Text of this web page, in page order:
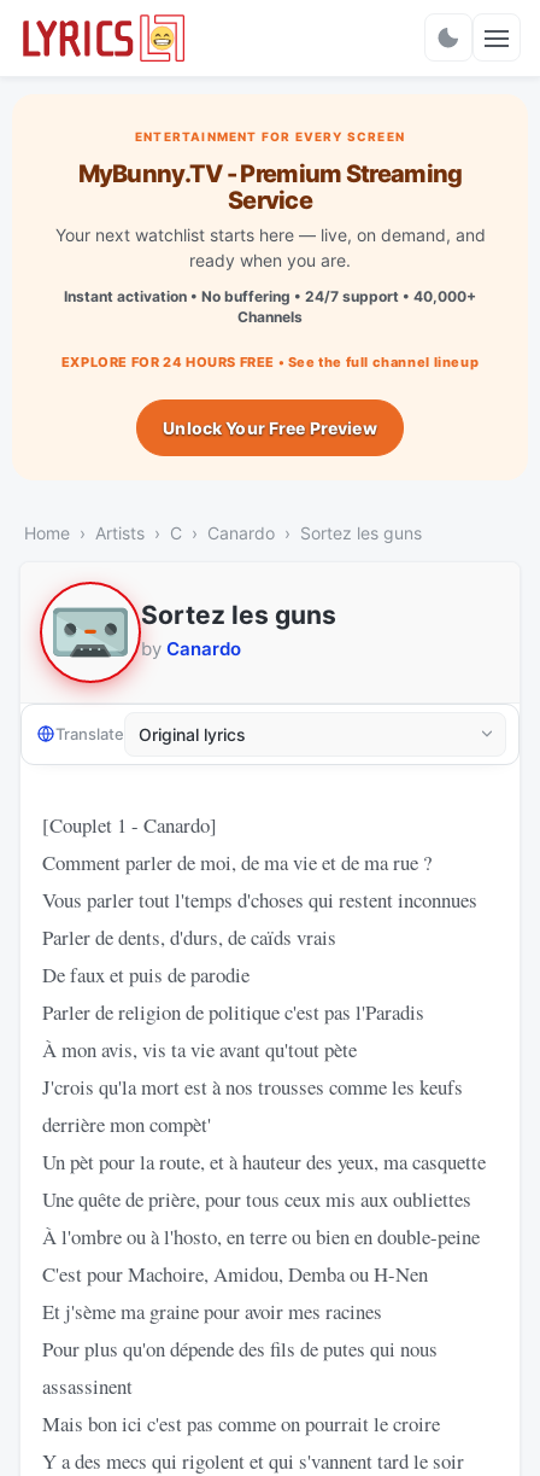
ENTERTAINMENT FOR EVERY SCREEN
MyBunny.TV - Premium Streaming
Service
Your next watchlist starts here — live, on demand, and
ready when you are.
Instant activation • No buffering • 24/7 support • 40,000+
Channels
EXPLORE FOR 24 HOURS FREE • See the full channel lineup
Unlock Your Free Preview
Home Artists C Canardo Sortez les guns
Sortez les guns
by Canardo
Translate
[Couplet 1 - Canardo]
Comment parler de moi, de ma vie et de ma rue ?
Vous parler tout l'temps d'choses qui restent inconnues
Parler de dents, d'durs, de caïds vrais
De faux et puis de parodie
Parler de religion de politique c'est pas l'Paradis
À mon avis, vis ta vie avant qu'tout pète
J'crois qu'la mort est à nos trousses comme les keufs
derrière mon compèt'
Un pèt pour la route, et à hauteur des yeux, ma casquette
Une quête de prière, pour tous ceux mis aux oubliettes
À l'ombre ou à l'hosto, en terre ou bien en double-peine
C'est pour Machoire, Amidou, Demba ou H-Nen
Et j'sème ma graine pour avoir mes racines
Pour plus qu'on dépende des fils de putes qui nous
assassinent
Mais bon ici c'est pas comme on pourrait le croire
Y a des mecs qui rigolent et qui s'vannent tard le soir